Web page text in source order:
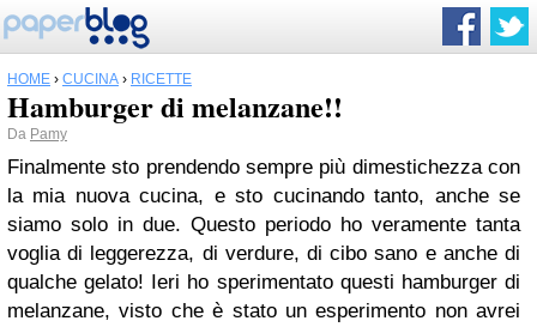
HOME › CUCINA › RICETTE
Hamburger di melanzane!!
Da Pamy
Finalmente sto prendendo sempre più dimestichezza con
la mia nuova cucina, e sto cucinando tanto, anche se
siamo solo in due. Questo periodo ho veramente tanta
voglia di leggerezza, di verdure, di cibo sano e anche di
qualche gelato! Ieri ho sperimentato questi hamburger di
melanzane, visto che è stato un esperimento non avrei